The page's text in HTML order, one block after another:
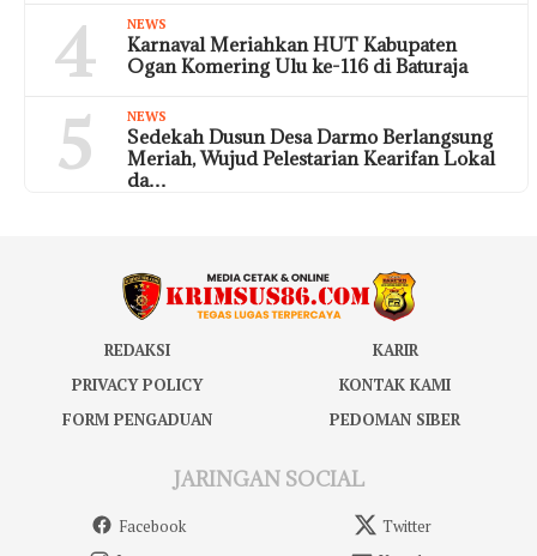
4 NEWS
Karnaval Meriahkan HUT Kabupaten
Ogan Komering Ulu ke-116 di Baturaja
5 NEWS
Sedekah Dusun Desa Darmo Berlangsung
Meriah, Wujud Pelestarian Kearifan Lokal
da…
REDAKSI
KARIR
PRIVACY POLICY
KONTAK KAMI
FORM PENGADUAN
PEDOMAN SIBER
JARINGAN SOCIAL
Facebook
Twitter